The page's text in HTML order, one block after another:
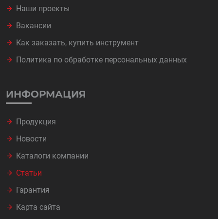
Наши проекты
Вакансии
Как заказать, купить инструмент
Политика по обработке персональных данных
ИНФОРМАЦИЯ
Продукция
Новости
Каталоги компании
Статьи
Гарантия
Карта сайта